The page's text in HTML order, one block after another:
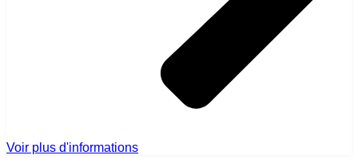
Voir plus d'informations